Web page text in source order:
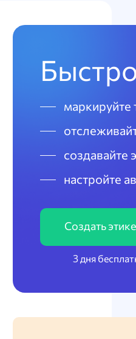
маркируйте
создавайте
настройте
Создать
3 дня